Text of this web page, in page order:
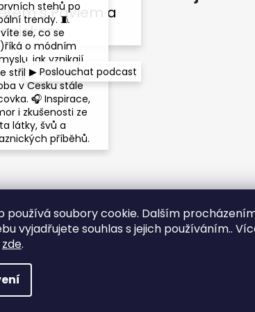
používá soubory cookie. Dalším
vyjadřujete souhlas s jejich používáním..
zde.
s Pavlem a
stehů po
trendy. 🧵
se, co se
o módním
jak vznikají
střihy i proč je
v Česku stále
🎧 Inspirace,
i zkušenosti ze
látky, švů a
příběhů.
▶ Poslouchat podcast
Instagram